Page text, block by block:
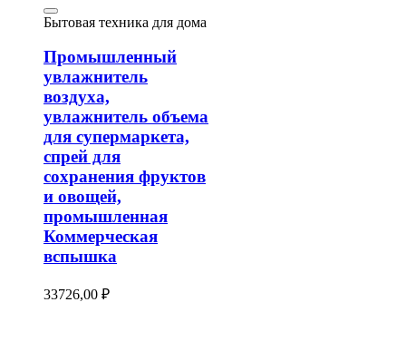
Бытовая техника для дома
Промышленный
увлажнитель
воздуха,
увлажнитель объема
для супермаркета,
спрей для
сохранения фруктов
и овощей,
промышленная
Коммерческая
вспышка
33726,00 ₽